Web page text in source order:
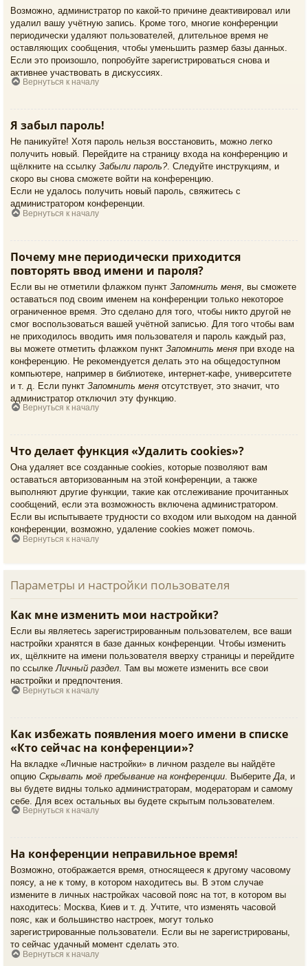
Возможно, администратор по какой-то причине деактивировал или
удалил вашу учётную запись. Кроме того, многие конференции
периодически удаляют пользователей, длительное время не
оставляющих сообщения, чтобы уменьшить размер базы данных.
Если это произошло, попробуйте зарегистрироваться снова и
активнее участвовать в дискуссиях.
Вернуться к началу
Я забыл пароль!
Не паникуйте! Хотя пароль нельзя восстановить, можно легко
получить новый. Перейдите на страницу входа на конференцию и
щёлкните на ссылку Забыли пароль?. Следуйте инструкциям, и
скоро вы снова сможете войти на конференцию.
Если не удалось получить новый пароль, свяжитесь с
администратором конференции.
Вернуться к началу
Почему мне периодически приходится
повторять ввод имени и пароля?
Если вы не отметили флажком пункт Запомнить меня , вы сможете
оставаться под своим именем на конференции только некоторое
ограниченное время. Это сделано для того, чтобы никто другой не
смог воспользоваться вашей учётной записью. Для того чтобы вам
не приходилось вводить имя пользователя и пароль каждый раз,
вы можете отметить флажком пункт Запомнить меня при входе на
конференцию. Не рекомендуется делать это на общедоступном
компьютере, например в библиотеке, интернет-кафе, университете
и т. д. Если пункт Запомнить меня отсутствует, это значит, что
администратор отключил эту функцию.
Вернуться к началу
Что делает функция «Удалить cookies»?
Она удаляет все созданные cookies, которые позволяют вам
оставаться авторизованным на этой конференции, а также
выполняют другие функции, такие как отслеживание прочитанных
сообщений, если эта возможность включена администратором.
Если вы испытываете трудности со входом или выходом на данной
конференции, возможно, удаление cookies может помочь.
Вернуться к началу
Параметры и настройки пользователя
Как мне изменить мои настройки?
Если вы являетесь зарегистрированным пользователем, все ваши
настройки хранятся в базе данных конференции. Чтобы изменить
их, щёлкните на имени пользователя вверху страницы и перейдите
по ссылкеЛичный раздел. Там вы можете изменить все свои
настройки и предпочтения.
Вернуться к началу
Как избежать появления моего имени в списке
«Кто сейчас на конференции»?
На вкладке «Личные настройки» в личном разделе вы найдёте
опцию Скрывать моё пребывание на конференции . Выберите Да , и
вы будете видны только администраторам, модераторам и самому
себе. Для всех остальных вы будете скрытым пользователем.
Вернуться к началу
На конференции неправильное время!
Возможно, отображается время, относящееся к другому часовому
поясу, а не к тому, в котором находитесь вы. В этом случае
измените в личных настройках часовой пояс на тот, в котором вы
находитесь: Москва, Киев и т. д. Учтите, что изменять часовой
пояс, как и большинство настроек, могут только
зарегистрированные пользователи. Если вы не зарегистрированы,
то сейчас удачный момент сделать это.
Вернуться к началу